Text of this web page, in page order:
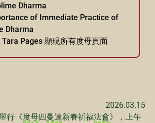
Dharma
of Immediate Practice of
Dharma
Tara Pages 顯現所有度母頁面
2026.03.15
行《度母四曼達新春祈福法會》，上午